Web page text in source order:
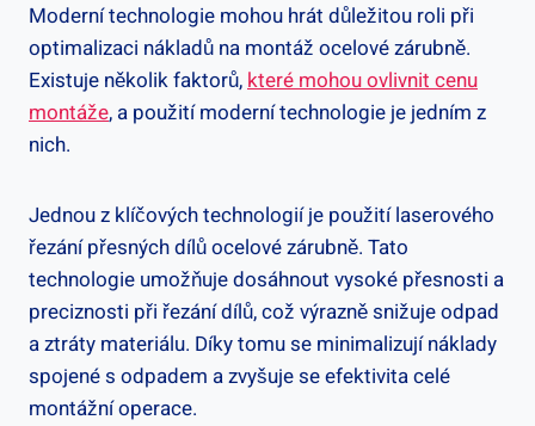
Moderní technologie mohou hrát důležitou roli při
optimalizaci nákladů na montáž ocelové zárubně.
Existuje několik faktorů,které mohou ovlivnit cenu
montáže, a použití moderní technologie je jedním z
nich.
Jednou z klíčových technologií je použití laserového
řezání přesných dílů ocelové zárubně. Tato
technologie umožňuje dosáhnout vysoké přesnosti a
preciznosti při řezání dílů, což výrazně snižuje odpad
a ztráty materiálu. Díky tomu se minimalizují náklady
spojené s odpadem a zvyšuje se efektivita celé
montážní operace.